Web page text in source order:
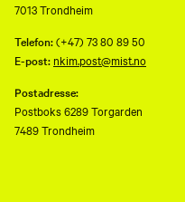
7013 Trondheim
Telefon:(+47) 73 80 89 50
E-post: nkim.post@mist.no
Postadresse:
Postboks 6289 Torgarden
7489 Trondheim